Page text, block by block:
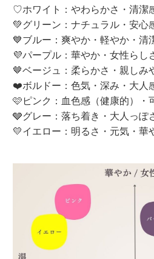
♡ホワイト：やわらかさ・清潔
💚グリーン：ナチュラル・安心
💙ブルー：爽やか・軽やか・清
💜パープル：華やか・女性らし
🤎ベージュ：柔らかさ・親しみ
❤️ボルドー：色気・深み・大人
🩷ピンク：血色感（健康的）・
🩶グレー：落ち着き・大人っぽ
💛イエロー：明るさ・元気・華